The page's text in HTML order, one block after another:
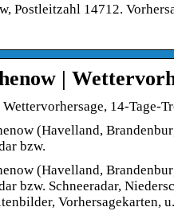
Postleitzahl 14712.
|
14-Tage-
(Havelland,
bzw.
(Havelland,
bzw. Schneeradar,
Vorhersagekarten,